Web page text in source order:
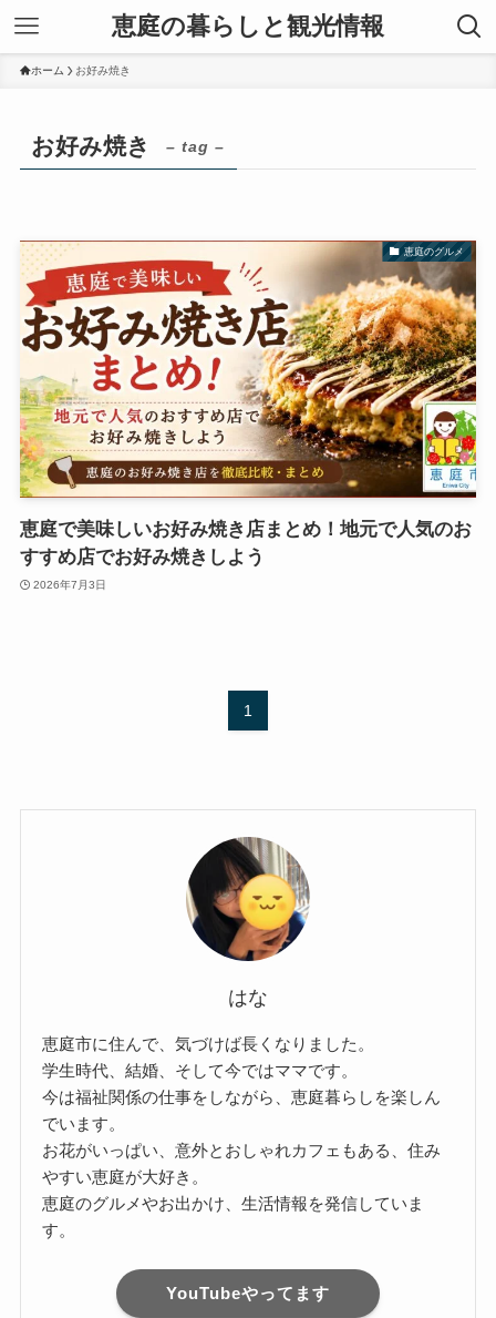
恵庭の暮らしと観光情報
ホーム お好み焼き
お好み焼き – tag –
恵庭のグルメ
恵庭で美味しいお好み焼き店まとめ！地元で人気のお
すすめ店でお好み焼きしよう
2026年7月3日
1
はな
恵庭市に住んで、気づけば長くなりました。
学生時代、結婚、そして今ではママです。
今は福祉関係の仕事をしながら、恵庭暮らしを楽しん
でいます。
お花がいっぱい、意外とおしゃれカフェもある、住み
やすい恵庭が大好き。
恵庭のグルメやお出かけ、生活情報を発信していま
す。
YouTubeやってます